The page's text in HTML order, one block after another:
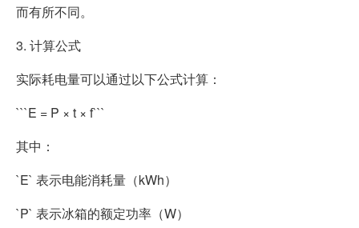
而有所不同。
3. 计算公式
实际耗电量可以通过以下公式计算：
```E = P × t × f```
其中：
`E` 表示电能消耗量（kWh）
`P` 表示冰箱的额定功率（W）